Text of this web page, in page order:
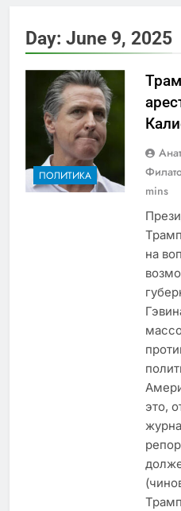
Day: June 9, 2025
ПОЛИТИКА
mins
на
это,